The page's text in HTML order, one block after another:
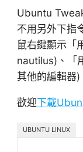
Ubuntu
不用另外下指
鼠右鍵顯示「
nautilus)、「
其他的編輯器)
歡迎下載
UBUNTU LINUX